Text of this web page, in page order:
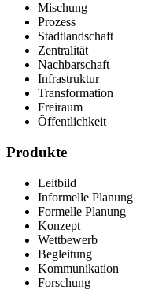
Mischung
Prozess
Stadtlandschaft
Zentralität
Nachbarschaft
Infrastruktur
Transformation
Freiraum
Öffentlichkeit
Produkte
Leitbild
Informelle Planung
Formelle Planung
Konzept
Wettbewerb
Begleitung
Kommunikation
Forschung